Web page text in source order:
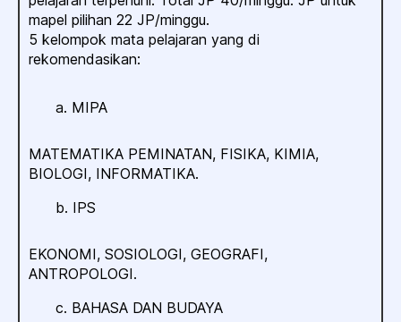
mapel pilihan 22 JP/minggu.
5 kelompok mata pelajaran yang di
rekomendasikan:
a. MIPA
MATEMATIKA PEMINATAN, FISIKA, KIMIA,
BIOLOGI, INFORMATIKA.
b. IPS
EKONOMI, SOSIOLOGI, GEOGRAFI,
ANTROPOLOGI.
c. BAHASA DAN BUDAYA